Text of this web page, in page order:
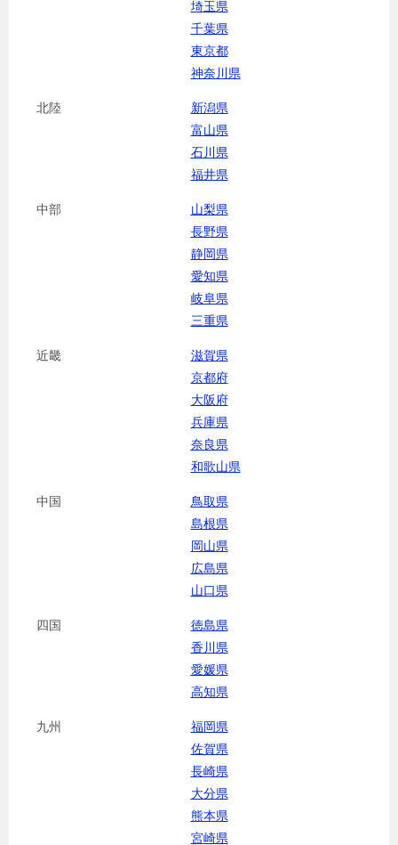
埼玉県
千葉県
東京都
神奈川県
北陸
新潟県
富山県
石川県
福井県
中部
山梨県
長野県
静岡県
愛知県
岐阜県
三重県
近畿
滋賀県
京都府
大阪府
兵庫県
奈良県
和歌山県
中国
鳥取県
島根県
岡山県
広島県
山口県
四国
徳島県
香川県
愛媛県
高知県
九州
福岡県
佐賀県
長崎県
大分県
熊本県
宮崎県